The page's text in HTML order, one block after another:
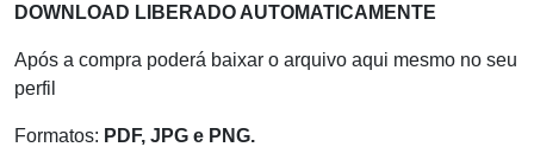
DOWNLOAD LIBERADO AUTOMATICAMENTE
Após a compra poderá baixar o arquivo aqui mesmo no seu
perfil
Formatos: PDF, JPG e PNG.